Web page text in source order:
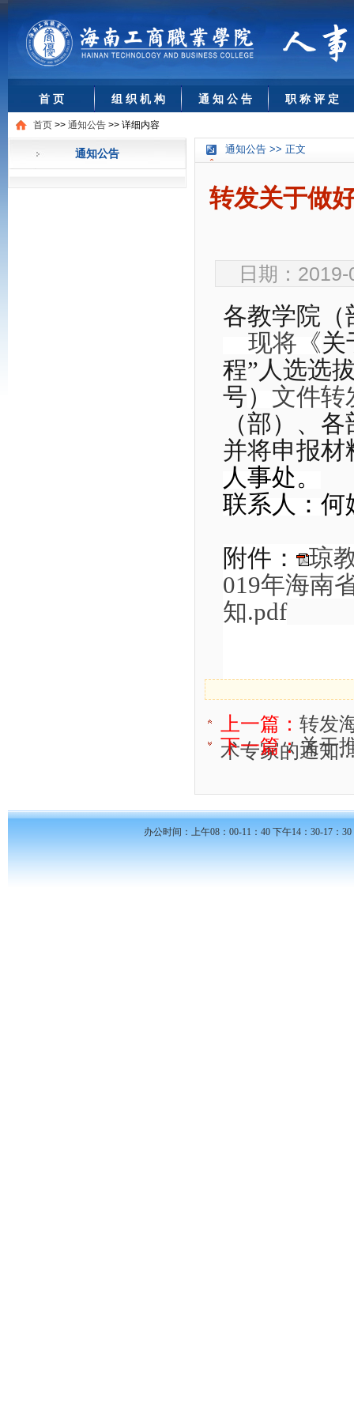
首 页 组 织 机 构 通 知 公 告 职 称 评 定
首页 >> 通知公告 >> 详细内容
通知公告 通知公告 >> 正文
转发关于做
日期：
各教学院（
现将《关
程”人选选
号） 文件转
（部）、
并将申报材
人事处。
联系人：何
附件：
琼
019年海南
知.pdf
上一篇： 转发
术专家的通知
下一篇：关于
办公时间：上午08：00-11：40 下午14：30-17：